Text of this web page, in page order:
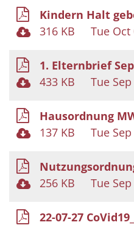
Kindern Halt
316 KB
Tue Oct
1. Elternbrief
433 KB
Tue
Hausordnung
137 KB
Tue
256 KB
Tue
22-07-27